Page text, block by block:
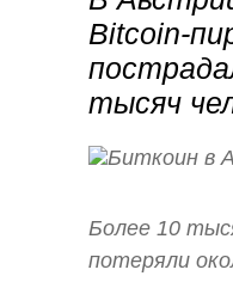
Bitcoin-
тысяч
Более 10
потеряли